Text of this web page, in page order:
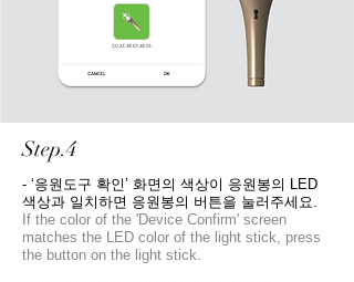
Step.4
- ‘응원도구 확인’ 화면의 색상이 응원봉의 LED
색상과 일치하면 응원봉의 버튼을 눌러주세요.
If the color of the 'Device Confirm' screen
matches the LED color of the light stick, press
the button on the light stick.